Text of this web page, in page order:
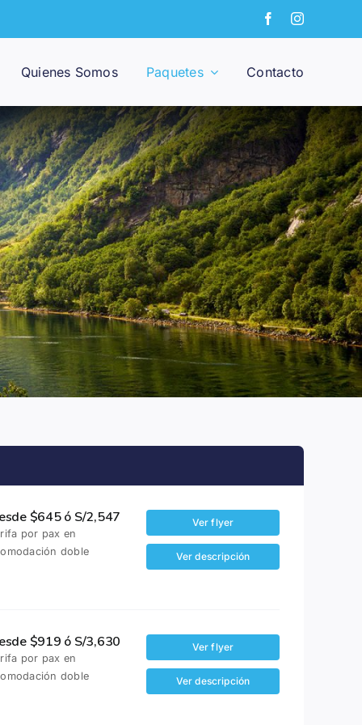
Quienes Somos Paquetes Contacto
$645 ó S/2,547
por pax en
doble
Ver flyer
Ver descripción
$919 ó S/3,630
por pax en
doble
Ver flyer
Ver descripción